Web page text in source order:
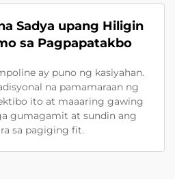
Sadya upang Hiligin
sa Pagpapatakbo
ay puno ng kasiyahan.
na pamamaraan ng
ito at maaaring gawing
gumagamit at sundin ang
sa pagiging fit.